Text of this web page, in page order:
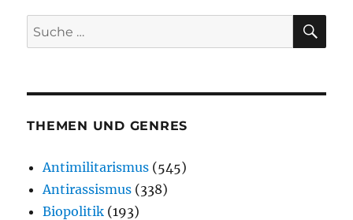
Suche
nach:
THEMEN UND GENRES
Antimilitarismus (545)
Antirassismus (338)
Biopolitik (193)